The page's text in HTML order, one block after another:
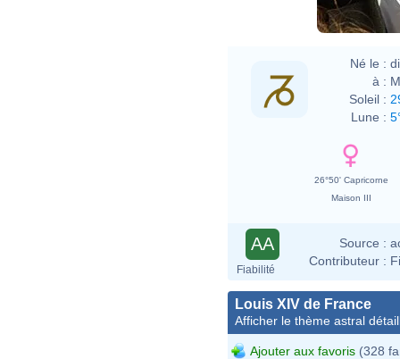
Né le :
à :
Soleil :
Lune :
26°50' Capricorne
Maison III
AA
Fiabilité
Source :
Contributeur :
Louis XIV de France
Afficher le thème astral
Ajouter aux favoris (328